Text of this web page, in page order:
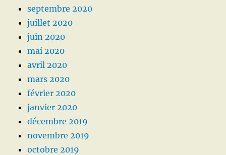
septembre 2020
juillet 2020
juin 2020
mai 2020
avril 2020
mars 2020
février 2020
janvier 2020
décembre 2019
novembre 2019
octobre 2019